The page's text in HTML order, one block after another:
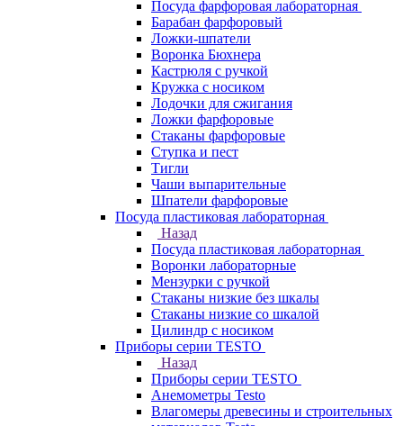
Посуда фарфоровая лабораторная
Барабан фарфоровый
Ложки-шпатели
Воронка Бюхнера
Кастрюля с ручкой
Кружка с носиком
Лодочки для сжигания
Ложки фарфоровые
Стаканы фарфоровые
Ступка и пест
Тигли
Чаши выпарительные
Шпатели фарфоровые
Посуда пластиковая лабораторная
Назад
Посуда пластиковая лабораторная
Воронки лабораторные
Мензурки с ручкой
Стаканы низкие без шкалы
Стаканы низкие со шкалой
Цилиндр с носиком
Приборы серии TESTO
Назад
Приборы серии TESTO
Анемометры Testo
Влагомеры древесины и строительных